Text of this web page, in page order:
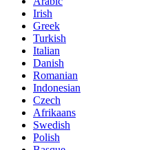
Irish
Greek
Turkish
Italian
Danish
Romanian
Indonesian
Czech
Afrikaans
Swedish
Polish